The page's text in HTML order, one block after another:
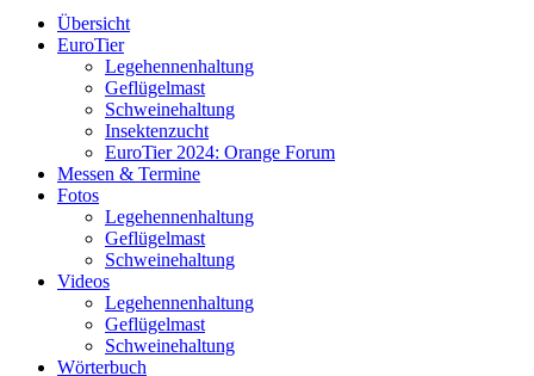
Übersicht
EuroTier
Legehennenhaltung
Geflügelmast
Schweinehaltung
Insektenzucht
EuroTier 2024: Orange Forum
Messen & Termine
Fotos
Legehennenhaltung
Geflügelmast
Schweinehaltung
Videos
Legehennenhaltung
Geflügelmast
Schweinehaltung
Wörterbuch